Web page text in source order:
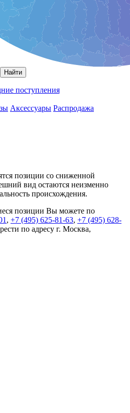
поступления
Аксессуары Распродажа
позиции со сниженной
вид остаются неизменно
происхождения.
позиции Вы можете по
, +7 (495) 625-81-63, +7 (495) 628-
по адресу г. Москва,